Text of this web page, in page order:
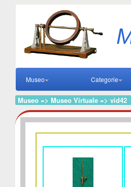
Museo Categorie
Museo => Museo Virtuale => vid42